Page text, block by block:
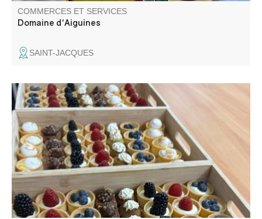
COMMERCES ET SERVICES
Domaine d'Aiguines
SAINT-JACQUES
GB Traiteur propose des services de restauration et de
traiteur pour événements, avec buffets, cocktails, repas
traditionnels et brunch.